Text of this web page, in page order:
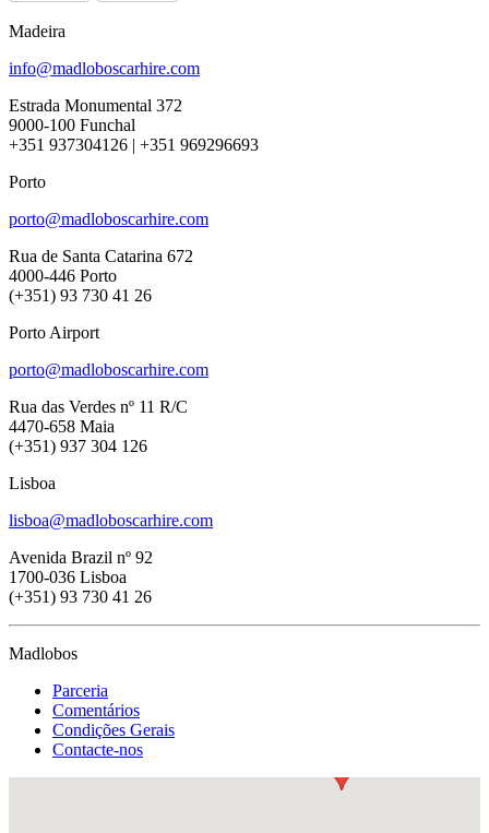
Madeira
info@madloboscarhire.com
Estrada Monumental 372
9000-100 Funchal
+351 937304126 | +351 969296693
Porto
porto@madloboscarhire.com
Rua de Santa Catarina 672
4000-446 Porto
(+351) 93 730 41 26
Porto Airport
porto@madloboscarhire.com
Rua das Verdes nº 11 R/C
4470-658 Maia
(+351) 937 304 126
Lisboa
lisboa@madloboscarhire.com
Avenida Brazil nº 92
1700-036 Lisboa
(+351) 93 730 41 26
Madlobos
Parceria
Comentários
Condições Gerais
Contacte-nos